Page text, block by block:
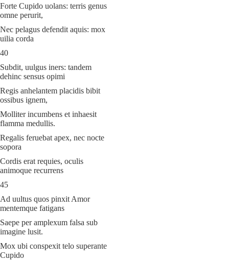
Forte Cupido uolans: terris genus
omne perurit,
Nec pelagus defendit aquis: mox
uilia corda
40
Subdit, uulgus iners: tandem
dehinc sensus opimi
Regis anhelantem placidis bibit
ossibus ignem,
Molliter incumbens et inhaesit
flamma medullis.
Regalis feruebat apex, nec nocte
sopora
Cordis erat requies, oculis
animoque recurrens
45
Ad uultus quos pinxit Amor
mentemque fatigans
Saepe per amplexum falsa sub
imagine lusit.
Mox ubi conspexit telo superante
Cupido